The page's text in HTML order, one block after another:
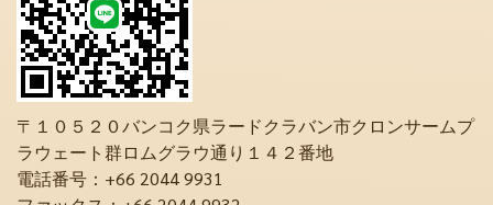
〒１０５２０バンコク県ラードクラバン市クロンサームプ
ラウェート群ロムグラウ通り１４２番地
電話番号：+66 2044 9931